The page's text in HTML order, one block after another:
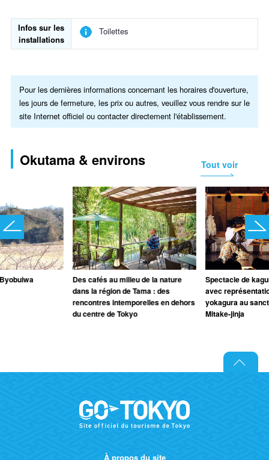
Infos sur les
installations
Toilettes
Pour les dernières informations concernant les horaires d'ouverture,
les jours de fermeture, les prix ou autres, veuillez vous rendre sur le
site Internet officiel ou contacter directement l'établissement.
Okutama & environs Tout voir
Des cafés au milieu de la nature
dans la région de Tama : des
rencontres intemporelles en dehors
du centre de Tokyo
Spectacle de
avec
yokagura au
Mitake-jinja
À propos du site